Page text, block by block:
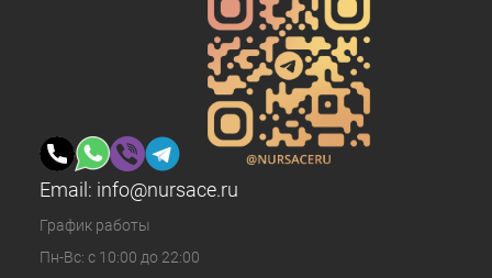
Email: info@nursace.ru
График работы
Пн-Вс: с 10:00 до 22:00